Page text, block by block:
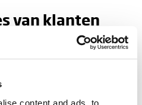
content and ads, to
van klanten
Hij is vooral erg trots op zijn state-of-
uitrijddeur. En ook de reacties van
werking van de wasstraat.
kleine dingen finetunen en